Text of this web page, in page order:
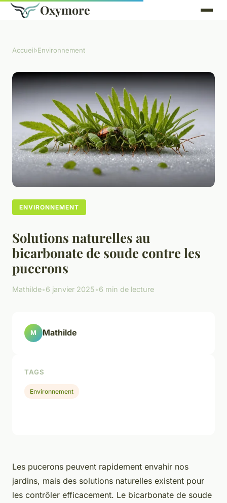
Oxymore
Accueil›Environnement
ENVIRONNEMENT
Solutions naturelles au
bicarbonate de soude contre les
pucerons
Mathilde•6 janvier 2025•6 min de lecture
Les pucerons peuvent rapidement envahir nos
jardins, mais des solutions naturelles existent pour
les contrôler efficacement. Le bicarbonate de soude
M Mathilde
TAGS
Environnement